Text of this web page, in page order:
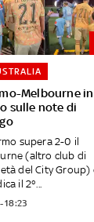
Melbourne in
sulle note di
supera 2-0 il
(altro club di
del City Group)
il 2°...
18:23